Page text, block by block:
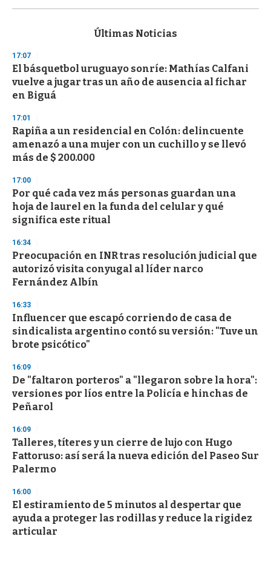
s
d
s
o
f
3
s
e
c
o
n
Últimas Noticias
17:07
El básquetbol uruguayo sonríe: Mathías Calfani
vuelve a jugar tras un año de ausencia al fichar
en Biguá
17:01
Rapiña a un residencial en Colón: delincuente
amenazó a una mujer con un cuchillo y se llevó
más de $ 200.000
17:00
Por qué cada vez más personas guardan una
hoja de laurel en la funda del celular y qué
significa este ritual
16:34
Preocupación en INR tras resolución judicial que
autorizó visita conyugal al líder narco
Fernández Albín
16:33
Influencer que escapó corriendo de casa de
sindicalista argentino contó su versión: "Tuve un
brote psicótico"
16:09
De "faltaron porteros" a "llegaron sobre la hora":
versiones por líos entre la Policía e hinchas de
Peñarol
16:09
Talleres, títeres y un cierre de lujo con Hugo
Fattoruso: así será la nueva edición del Paseo Sur
Palermo
16:00
El estiramiento de 5 minutos al despertar que
ayuda a proteger las rodillas y reduce la rigidez
articular